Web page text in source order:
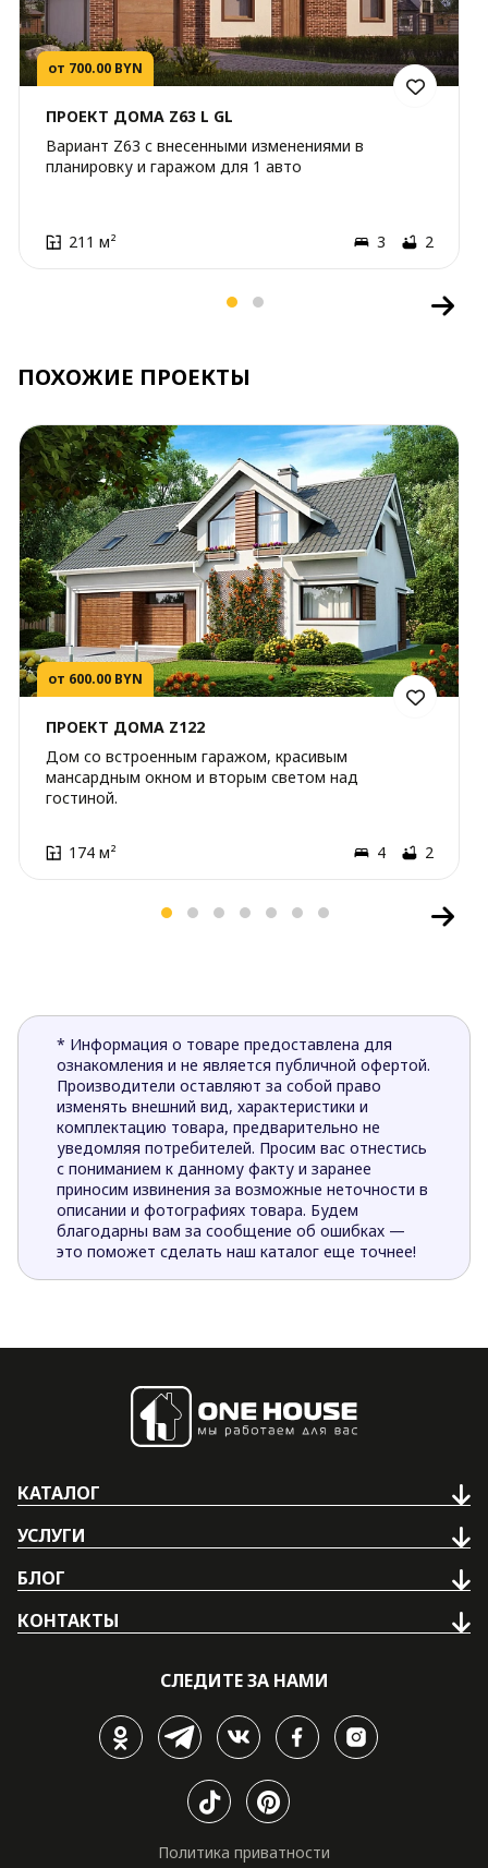
от 700.00 BYN
ПРОЕКТ ДОМА Z63 L GL
Вариант Z63 c внесенными изменениями в
планировку и гаражом для 1 авто
211 м² 3 2
ПОХОЖИЕ ПРОЕКТЫ
от 600.00 BYN
ПРОЕКТ ДОМА Z122
Дом со встроенным гаражом, красивым
мансардным окном и вторым светом над
гостиной.
174 м² 4 2
* Информация о товаре предоставлена для
ознакомления и не является публичной офертой.
Производители оставляют за собой право
изменять внешний вид, характеристики и
комплектацию товара, предварительно не
уведомляя потребителей. Просим вас отнестись
с пониманием к данному факту и заранее
приносим извинения за возможные неточности в
описании и фотографиях товара. Будем
благодарны вам за сообщение об ошибках —
это поможет сделать наш каталог еще точнее!
КАТАЛОГ
УСЛУГИ
БЛОГ
КОНТАКТЫ
СЛЕДИТЕ ЗА НАМИ
Политика приватности